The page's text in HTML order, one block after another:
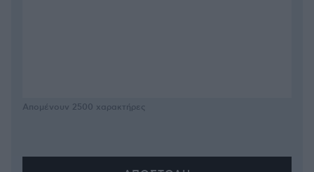
Απομένουν 2500 χαρακτήρες